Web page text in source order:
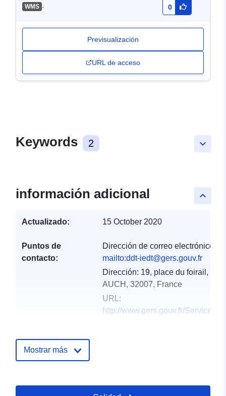
WMS - 0
Previsualización
URL de acceso
keyboard_arrow_down
Keywords 2
keyboard_arrow_up
información adicional
Actualizado: 15 October 2020
Puntos de
contacto:
Dirección de correo electrónico:
mailto:ddt-iedt@gers.gouv.fr
Dirección: 19, place du foirail,
AUCH, 32007, France
URL:
http://www.gers.gouv.fr/Services-
Registro del
Actualizado en data.europa.eu:
Mostrar más